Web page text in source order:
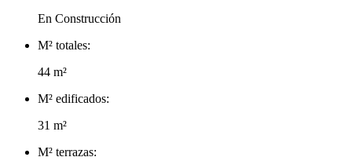
En Construcción
M² totales:
44 m²
M² edificados:
31 m²
M² terrazas: